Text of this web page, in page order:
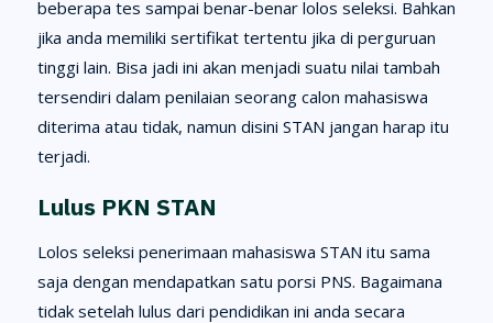
beberapa tes sampai benar-benar lolos seleksi. Bahkan
jika anda memiliki sertifikat tertentu jika di perguruan
tinggi lain. Bisa jadi ini akan menjadi suatu nilai tambah
tersendiri dalam penilaian seorang calon mahasiswa
diterima atau tidak, namun disini STAN jangan harap itu
terjadi.
Lulus PKN STAN
Lolos seleksi penerimaan mahasiswa STAN itu sama
saja dengan mendapatkan satu porsi PNS. Bagaimana
tidak setelah lulus dari pendidikan ini anda secara